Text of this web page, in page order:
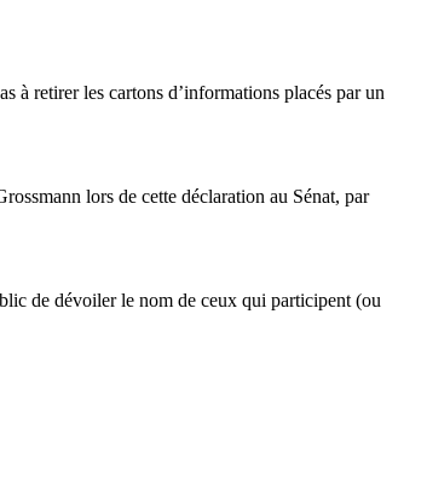
à retirer les cartons d’informations placés par un
lors de cette déclaration au Sénat, par
de dévoiler le nom de ceux qui participent (ou